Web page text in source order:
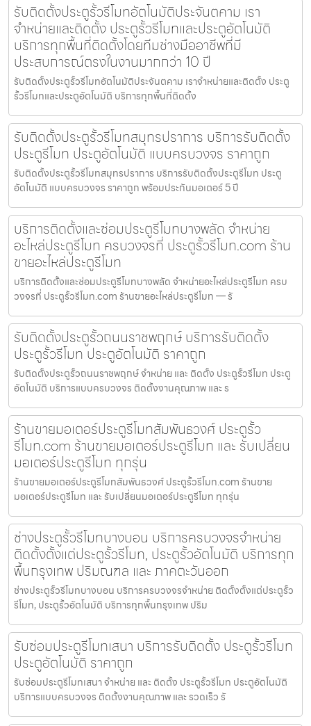
รับติดตั้งประตูรั้วรีโมทอัตโนมัติประจันตคาม เรา
จำหน่ายและติดตั้ง ประตูรั้วรีโมทและประตูอัตโนมัติ
บริการทุกพื้นที่ติดตั้งโดยทีมช่างมืออาชีพที่มี
ประสบการณ์ตรงในงานมากกว่า 10 ปี
รับติดตั้งประตูรั้วรีโมทอัตโนมัติประจันตคาม เราจำหน่ายและติดตั้ง ประตู
รั้วรีโมทและประตูอัตโนมัติ บริการทุกพื้นที่ติดตั้ง
รับติดตั้งประตูรั้วรีโมทสมุทรปราการ บริการรับติดตั้ง
ประตูรีโมท ประตูอัตโนมัติ แบบครบวงจร ราคาถูก
รับติดตั้งประตูรั้วรีโมทสมุทรปราการ บริการรับติดตั้งประตูรีโมท ประตู
อัตโนมัติ แบบครบวงจร ราคาถูก พร้อมประกันมอเตอร์ 5 ปี
บริการติดตั้งและซ่อมประตูรีโมทบางพลัด จำหน่าย
อะไหล่ประตูรีโมท ครบวงจรที่ ประตูรั้วรีโมท.com ร้าน
ขายอะไหล่ประตูรีโมท
บริการติดตั้งและซ่อมประตูรีโมทบางพลัด จำหน่ายอะไหล่ประตูรีโมท ครบ
วงจรที่ ประตูรั้วรีโมท.com ร้านขายอะไหล่ประตูรีโมท — รั
รับติดตั้งประตูรั้วถนนราชพฤกษ์ บริการรับติดตั้ง
ประตูรั้วรีโมท ประตูอัตโนมัติ ราคาถูก
รับติดตั้งประตูรั้วถนนราชพฤกษ์ จำหน่าย และ ติดตั้ง ประตูรั้วรีโมท ประตู
อัตโนมัติ บริการแบบครบวงจร ติดตั้งงานคุณภาพ และ ร
ร้านขายมอเตอร์ประตูรีโมทสัมพันธวงศ์ ประตูรั้ว
รีโมท.com ร้านขายมอเตอร์ประตูรีโมท และ รับเปลี่ยน
มอเตอร์ประตูรีโมท ทุกรุ่น
ร้านขายมอเตอร์ประตูรีโมทสัมพันธวงศ์ ประตูรั้วรีโมท.com ร้านขาย
มอเตอร์ประตูรีโมท และ รับเปลี่ยนมอเตอร์ประตูรีโมท ทุกรุ่น
ช่างประตูรั้วรีโมทบางบอน บริการครบวงจรจำหน่าย
ติดตั้งตั้งแต่ประตูรั้วรีโมท, ประตูรั้วอัตโนมัติ บริการทุก
พื้นกรุงเทพ ปริมณฑล และ ภาคตะวันออก
ช่างประตูรั้วรีโมทบางบอน บริการครบวงจรจำหน่าย ติดตั้งตั้งแต่ประตูรั้ว
รีโมท, ประตูรั้วอัตโนมัติ บริการทุกพื้นกรุงเทพ ปริม
รับซ่อมประตูรีโมทเสนา บริการรับติดตั้ง ประตูรั้วรีโมท
ประตูอัตโนมัติ ราคาถูก
รับซ่อมประตูรีโมทเสนา จำหน่าย และ ติดตั้ง ประตูรั้วรีโมท ประตูอัตโนมัติ
บริการแบบครบวงจร ติดตั้งงานคุณภาพ และ รวดเร็ว รั